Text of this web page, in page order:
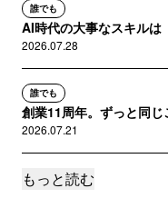
誰でも
AI時代の大事なスキルは
2026.07.28
誰でも
創業11周年。ずっと同
2026.07.21
誰でも
もっと読む